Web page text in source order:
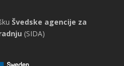
Švedske agencije za
(SIDA)